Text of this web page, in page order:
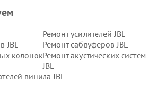
Ремонт усилителей JBL
JBL
Ремонт сабвуферов JBL
колонокРемонт акустических систем
JBL
винила JBL